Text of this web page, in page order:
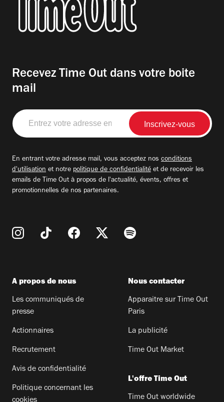
Recevez Time Out dans votre boite
mail
Entrez
votre
adresse
En entrant votre adresse mail, vous acceptez nos conditions
d'utilisation et notre politique de confidentialité et de recevoir les
emails de Time Out à propos de l'actualité, évents, offres et
promotionnelles de nos partenaires.
A propos de nous
Les communiqués de
presse
Actionnaires
Recrutement
Avis de confidentialité
Politique concernant les
cookies
Nous contacter
Apparaitre sur Time Out
Paris
La publicité
Time Out Market
L'offre Time Out
Time Out worldwide